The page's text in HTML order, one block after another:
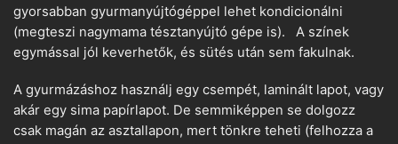
gyorsabban gyurmanyújtógéppel lehet kondicionálni
(megteszi nagymama tésztanyújtó gépe is). A színek
egymással jól keverhetők, és sütés után sem fakulnak.
A gyurmázáshoz használj egy csempét, laminált lapot, vagy
akár egy sima papírlapot. De semmiképpen se dolgozz
csak magán az asztallapon, mert tönkre teheti (felhozza a